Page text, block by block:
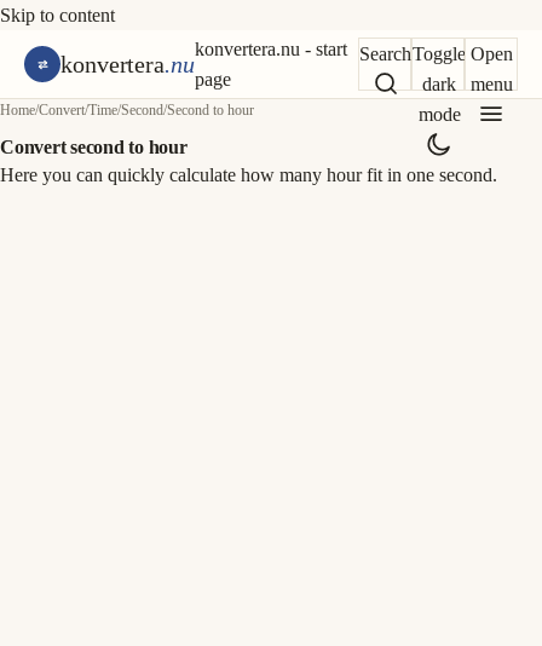
Skip to content
konvertera.nu
konvertera.nu - start
page
SearchToggle
dark
mode
Open
menu
Home/Convert/Time/Second/Second to hour
Convert second to hour
Here you can quickly calculate how many hour fit in one second.